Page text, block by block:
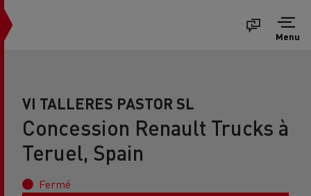
Menu
VI TALLERES PASTOR SL
Concession Renault Trucks à
Teruel, Spain
Fermé